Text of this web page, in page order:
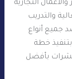
التجارية
والتدريب
جميع أنواع
خطة
بأفضل